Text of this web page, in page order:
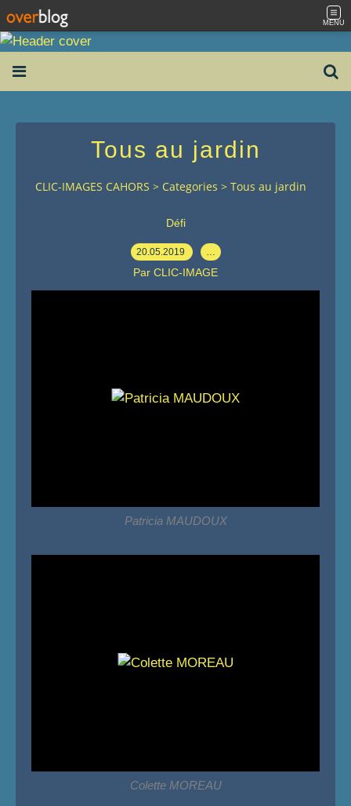
MENU
Tous au jardin
CLIC-IMAGES CAHORS > Categories > Tous au jardin
Défi
20.05.2019
Par CLIC-IMAGE
Patricia MAUDOUX
Colette MOREAU